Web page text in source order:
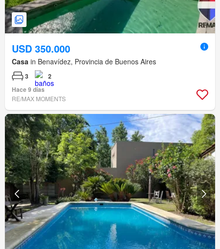
USD 350.000
Casa in Benavídez, Provincia de Buenos Aires
3
2
Hace 9 días
RE/MAX MOMENTS